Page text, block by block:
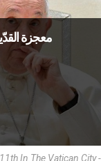
معجزة
In The Vatican City -